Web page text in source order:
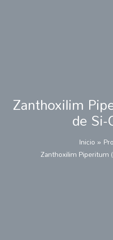
Zanthoxilim
de Si-
Inicio
Zanthoxilim Piperitum